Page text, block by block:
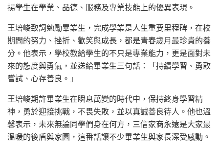
揚學生在學業、品德、服務及專業技能上的優異表現。
王培峻致詞勉勵畢業生，完成學業是人生重要里程碑，在校
期間的努力、挫折、歡笑與成長，都是青春歲月最珍貴的養
分。他表示，學校教給學生的不只是專業能力，更是面對未
來的態度與勇氣，並送給畢業生三句話：「持續學習、勇敢
嘗試、心存善良。」
王培峻期許畢業生在瞬息萬變的時代中，保持終身學習精
神，勇於迎接挑戰，不畏失敗，並以真誠善良待人。他也溫
馨表示，未來無論同學們身在何方，三信家商永遠是大家最
溫暖的後盾與家園，這番話讓不少畢業生與家長深受感動。